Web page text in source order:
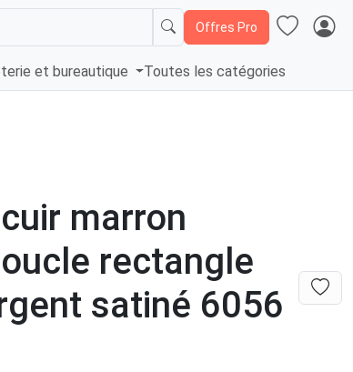
Offres Pro
et bureautique Toutes les catégories
marron
rectangle
satiné 6056